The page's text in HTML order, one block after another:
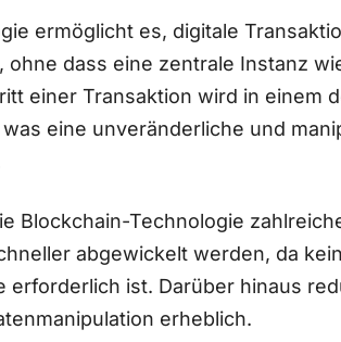
ermöglicht es, digitale
dass eine ⁢zentrale Instanz
einer Transaktion wird in einem
eine unveränderliche und
Blockchain-Technologie
abgewickelt werden, da
erforderlich ist. Darüber​ hinaus
erheblich.